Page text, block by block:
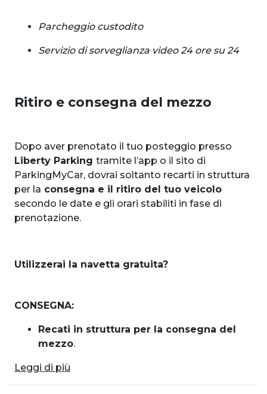
Parcheggio custodito
Servizio di sorveglianza video 24 ore su 24
Ritiro e consegna del mezzo
Dopo aver prenotato il tuo posteggio presso
Liberty Parking tramite l’app o il sito di
ParkingMyCar, dovrai soltanto recarti in struttura
per la consegna e il ritiro del tuo veicolo
secondo le date e gli orari stabiliti in fase di
prenotazione.
Utilizzerai la navetta gratuita?
CONSEGNA:
Recati in struttura per la consegna del
mezzo.
Leggi di più